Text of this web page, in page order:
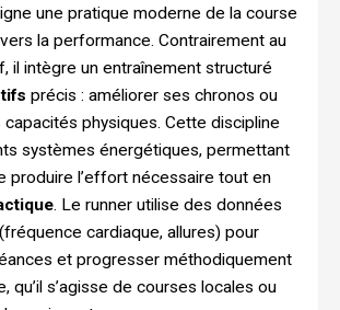
une pratique moderne de la course
la performance. Contrairement au
il intègre un entraînement structuré
précis : améliorer ses chronos ou
physiques. Cette discipline
systèmes énergétiques, permettant
produire l’effort nécessaire tout en
. Le runner utilise des données
cardiaque, allures) pour
et progresser méthodiquement
qu’il s’agisse de courses locales ou